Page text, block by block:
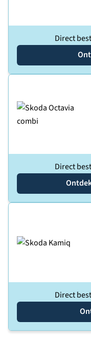
Direct
Direct
Direct